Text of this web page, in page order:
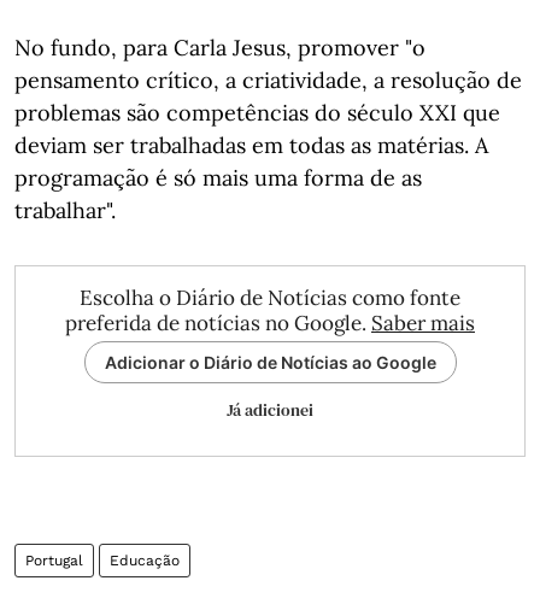
No fundo, para Carla Jesus, promover "o
pensamento crítico, a criatividade, a resolução de
problemas são competências do século XXI que
deviam ser trabalhadas em todas as matérias. A
programação é só mais uma forma de as
trabalhar".
Escolha o Diário de Notícias como fonte
preferida de notícias no Google. Saber mais
Adicionar o Diário de Notícias ao Google
Já adicionei
Portugal Educação